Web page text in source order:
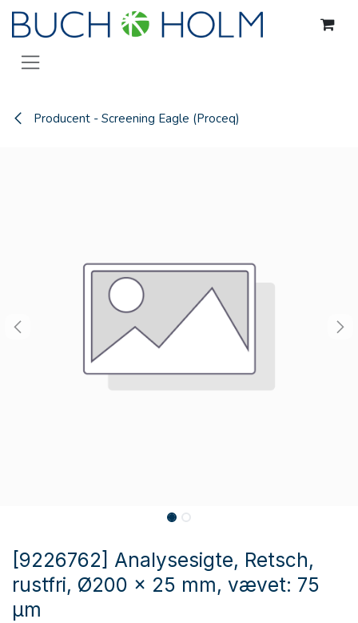
Gå til indhold
Producent - Screening Eagle (Proceq)
[9226762] Analysesigte, Retsch,
rustfri, Ø200 x 25 mm, vævet: 75
µm